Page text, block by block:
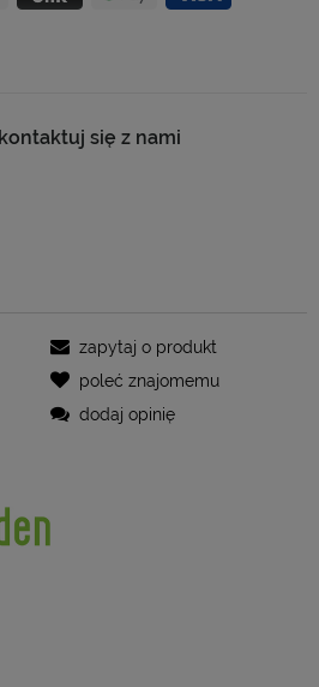
się z nami
zapytaj o produkt
poleć znajomemu
dodaj opinię